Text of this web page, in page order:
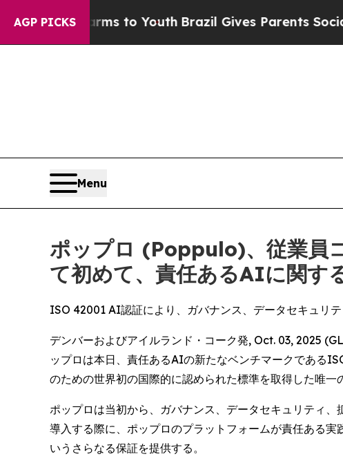
AGP PICKS
Harms to Youth Brazil Gives Parents Social
Menu
ポップロ (Poppulo)、従業員
て初めて、責任あるAIに関す
ISO 42001 AI認証により、ガバナンス、データセキュリ
デンバーおよびアイルランド・コーク発, Oct. 03, 2025
ップロは本日、責任あるAIの新たなベンチマークである
のための世界初の国際的に認められた標準を取得した唯一
ポップロは当初から、ガバナンス、データセキュリティ
導入する際に、ポップロのプラットフォームが責任ある
いうさらなる保証を提供する。